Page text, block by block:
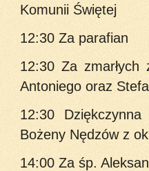
Komunii Świętej
12:30 Za parafian
12:30 Za zmarłych
Antoniego oraz
12:30
Bożeny Nędzów z
14:00 Za śp.